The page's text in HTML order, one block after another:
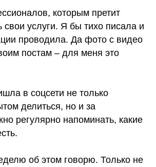
которым претит
свои услуги. Я бы тихо писала и
проводила. Да фото с видео
постам – для меня это
в соцсети не только
делиться, но и за
регулярно напоминать, какие
об этом говорю. Только не